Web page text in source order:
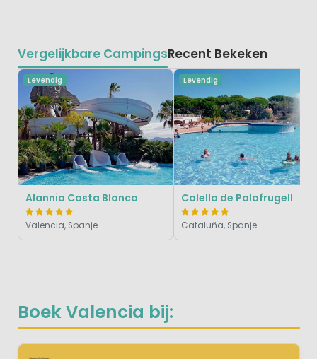
Boek Valencia bij:
Vergelijkbare CampingsRecent Bekeken
Levendig
Alannia Costa Blanca
Valencia, Spanje
Levendig
Calella de Palafrugell
Cataluña, Spanje